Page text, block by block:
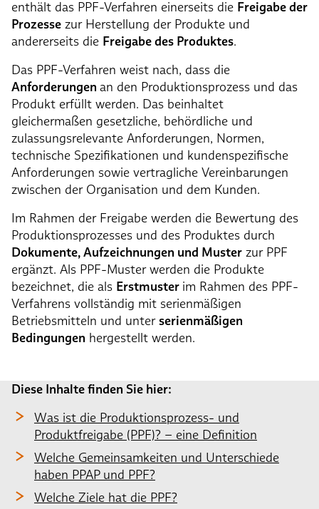
enthält das PPF-Verfahren einerseits die Freigabe der
Prozesse zur Herstellung der Produkte und
andererseits die Freigabe des Produktes.
Das PPF-Verfahren weist nach, dass die
Anforderungen an den Produktionsprozess und das
Produkt erfüllt werden. Das beinhaltet
gleichermaßen gesetzliche, behördliche und
zulassungsrelevante Anforderungen, Normen,
technische Spezifikationen und kundenspezifische
Anforderungen sowie vertragliche Vereinbarungen
zwischen der Organisation und dem Kunden.
Im Rahmen der Freigabe werden die Bewertung des
Produktionsprozesses und des Produktes durch
Dokumente, Aufzeichnungen und Muster zur PPF
ergänzt. Als PPF-Muster werden die Produkte
bezeichnet, die als Erstmuster im Rahmen des PPF-
Verfahrens vollständig mit serienmäßigen
Betriebsmitteln und unterserienmäßigen
Bedingungen hergestellt werden.
Diese Inhalte finden Sie hier:
Was ist die Produktionsprozess- und
Produktfreigabe (PPF)? – eine Definition
Welche Gemeinsamkeiten und Unterschiede
haben PPAP und PPF?
Welche Ziele hat die PPF?